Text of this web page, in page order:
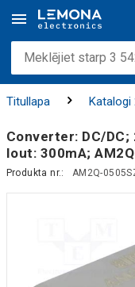
Titullapa Katalogi
Converter: DC/DC;
Iout: 300mA;
Produkta nr.: AM2Q-